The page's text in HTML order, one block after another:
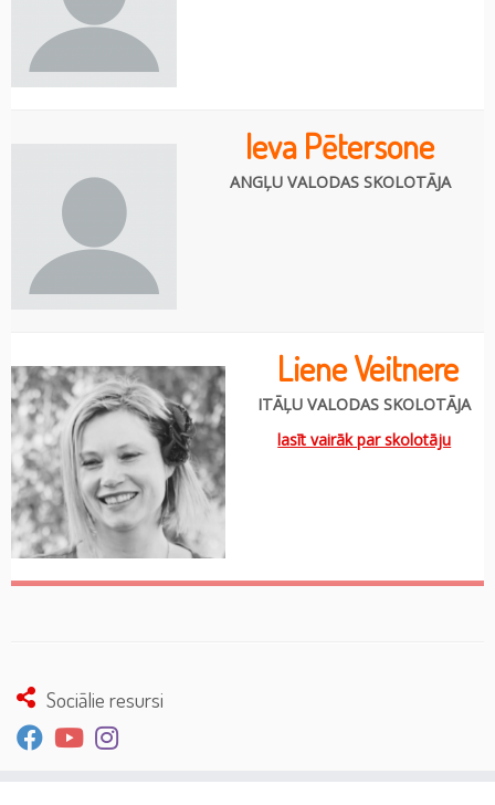
Ieva Pētersone
ANGĻU VALODAS SKOLOTĀJA
Liene Veitnere
ITĀĻU VALODAS SKOLOTĀJA
lasīt vairāk par skolotāju
Sociālie resursi